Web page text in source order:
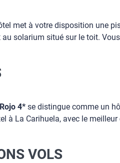
met à votre disposition une
solarium situé sur le toit.
4* se distingue comme un
à La Carihuela, avec le
VOLS